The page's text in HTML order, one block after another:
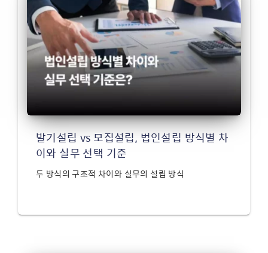
발기설립 vs 모집설립, 법인설립 방식별 차
이와 실무 선택 기준
두 방식의 구조적 차이와 실무의 설립 방식